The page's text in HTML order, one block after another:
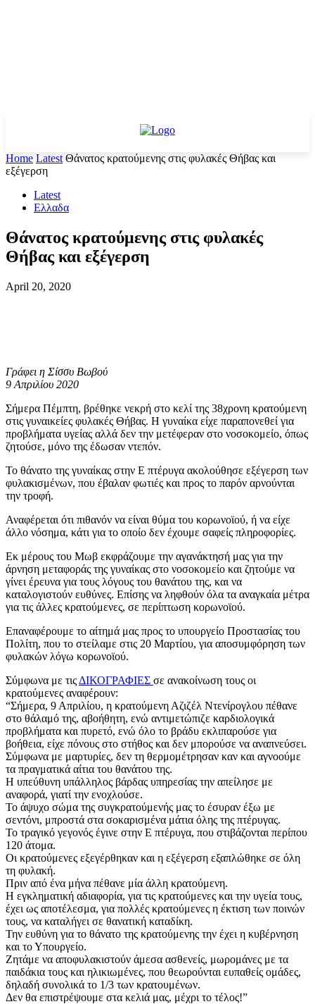
Home Latest Θάνατος κρατούμενης στις φυλακές Θήβας και
εξέγερση
Latest
Ελλαδα
Θάνατος κρατούμενης στις φυλακές
Θήβας και εξέγερση
April 20, 2020
Γράφει η Σίσσυ Βωβού
9 Απριλίου 2020
Σήμερα Πέμπτη, βρέθηκε νεκρή στο κελί της 38χρονη κρατούμενη
στις γυναικείες φυλακές Θήβας. Η γυναίκα είχε παραπονεθεί για
προβλήματα υγείας αλλά δεν την μετέφεραν στο νοσοκομείο, όπως
ζητούσε, μόνο της έδωσαν ντεπόν.
Το θάνατο της γυναίκας στην Ε πτέρυγα ακολούθησε εξέγερση των
φυλακισμένων, που έβαλαν φωτιές και προς το παρόν αρνούνται
την τροφή.
Αναφέρεται ότι πιθανόν να είναι θύμα του κορωνοϊού, ή να είχε
άλλο νόσημα, κάτι για το οποίο δεν έχουμε σαφείς πληροφορίες.
Εκ μέρους του Μωβ εκφράζουμε την αγανάκτησή μας για την
άρνηση μεταφοράς της γυναίκας στο νοσοκομείο και ζητούμε να
γίνει έρευνα για τους λόγους του θανάτου της, και να
καταλογιστούν ευθύνες. Επίσης να ληφθούν όλα τα αναγκαία μέτρα
για τις άλλες κρατούμενες, σε περίπτωση κορωνοϊού.
Επαναφέρουμε το αίτημά μας προς το υπουργείο Προστασίας του
Πολίτη, που το στείλαμε στις 20 Μαρτίου, για αποσυμφόρηση των
φυλακών λόγω κορωνοϊού.
Σύμφωνα με τις ΔΙΚΟΓΡΑΦΙΕΣ σε ανακοίνωση τους οι
κρατούμενες αναφέρουν:
“Σήμερα, 9 Απριλίου, η κρατούμενη Αζιζέλ Ντενίρογλου πέθανε
στο θάλαμό της, αβοήθητη, ενώ αντιμετώπιζε καρδιολογικά
προβλήματα και πυρετό, ενώ όλο το βράδυ εκλιπαρούσε για
βοήθεια, είχε πόνους στο στήθος και δεν μπορούσε να αναπνεύσει.
Σύμφωνα με μαρτυρίες, δεν τη θερμομέτρησαν καν και αγνοούμε
τα πραγματικά αίτια του θανάτου της.
Η υπεύθυνη υπάλληλος βάρδας υπηρεσίας την απείλησε με
αναφορά, γιατί την ενοχλούσε.
Το άψυχο σώμα της συγκρατούμενής μας το έσυραν έξω με
σεντόνι, μπροστά στα σοκαρισμένα μάτια όλης της πτέρυγας.
Το τραγικό γεγονός έγινε στην Ε πτέρυγα, που στιβάζονται περίπου
120 άτομα.
Οι κρατούμενες εξεγέρθηκαν και η εξέγερση εξαπλώθηκε σε όλη
τη φυλακή.
Πριν από ένα μήνα πέθανε μία άλλη κρατούμενη.
Η εγκληματική αδιαφορία, για τις κρατούμενες και την υγεία τους,
έχει ως αποτέλεσμα, για πολλές κρατούμενες η έκτιση των ποινών
τους, να καταλήγει σε θανατική καταδίκη.
Την ευθύνη για το θάνατο της κρατούμενης την έχει η κυβέρνηση
και το Υπουργείο.
Ζητάμε να αποφυλακιστούν άμεσα ασθενείς, μωρομάνες με τα
παιδάκια τους και ηλικιωμένες, που θεωρούνται ευπαθείς ομάδες,
δηλαδή συνολικά το 1/3 των κρατουμένων.
Δεν θα επιστρέψουμε στα κελιά μας, μέχρι το τέλος!”